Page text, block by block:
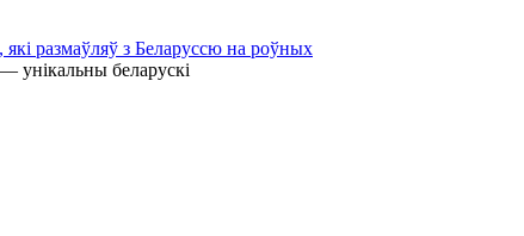
размаўляў з Беларуссю на роўных
унікальны беларускі